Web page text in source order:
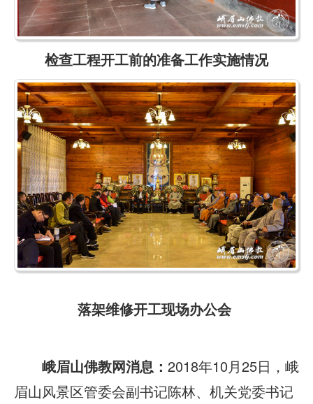
检查工程开工前的准备工作实施情况
落架维修开工现场办公会
峨眉山佛教网消息： 2018年10月25日，峨
眉山风景区管委会副书记陈林、机关党委书记